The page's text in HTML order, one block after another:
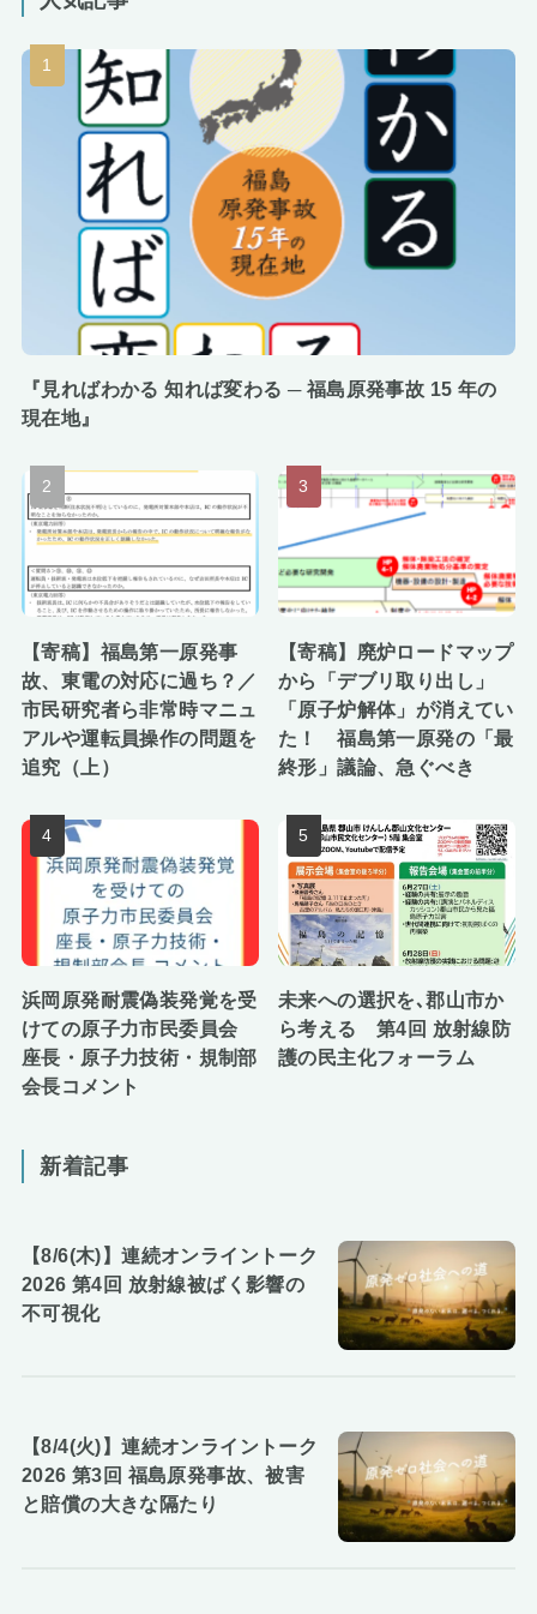
『見ればわかる 知れば変わる ─ 福島原発事故 15 年の
現在地』
【寄稿】福島第一原発事
故、東電の対応に過ち？／
市民研究者ら非常時マニュ
アルや運転員操作の問題を
追究（上）
【寄稿】廃炉ロードマップ
から「デブリ取り出し」
「原子炉解体」が消えてい
た！ 福島第一原発の「最
終形」議論、急ぐべき
浜岡原発耐震偽装発覚を受
けての原子力市民委員会
座長・原子力技術・規制部
会長コメント
未来への選択を､郡山市か
ら考える 第4回 放射線防
護の民主化フォーラム
新着記事
【8/6(木)】連続オンライントーク
2026 第4回 放射線被ばく影響の
不可視化
【8/4(火)】連続オンライントーク
2026 第3回 福島原発事故、被害
と賠償の大きな隔たり